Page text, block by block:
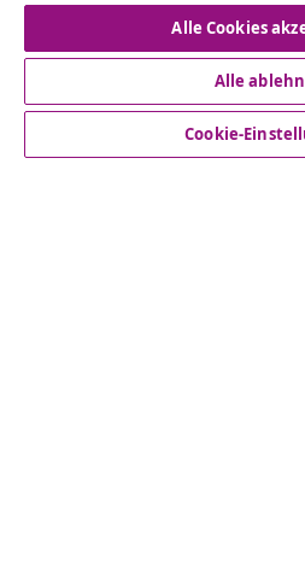
Vom Vertrag
Alle Cookies
Alle
Cookie-